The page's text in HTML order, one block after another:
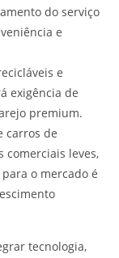
do serviço
e
e
exigência de
premium.
carros de
comerciais leves,
o mercado é
tecnologia,